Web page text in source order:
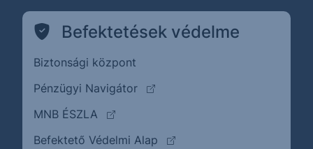
Befektetések védelme
Biztonsági központ
Pénzügyi Navigátor
(külső oldalra ugrik)
MNB ÉSZLA
(külső oldalra ugrik)
Befektető Védelmi Alap
(külső oldalra ugrik)